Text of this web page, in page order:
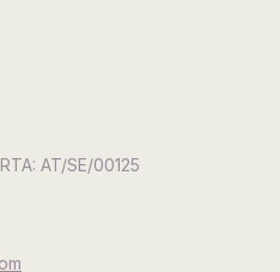
AT/SE/00125